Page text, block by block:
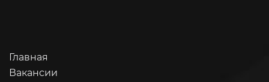
Главная
Вакансии